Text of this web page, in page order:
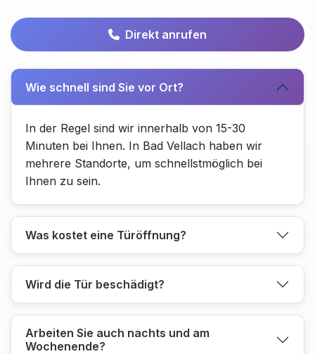
Direkt anrufen
Wie schnell sind Sie vor Ort?
In der Regel sind wir innerhalb von 15-30
Minuten bei Ihnen. In Bad Vellach haben wir
mehrere Standorte, um schnellstmöglich bei
Ihnen zu sein.
Was kostet eine Türöffnung?
Wird die Tür beschädigt?
Arbeiten Sie auch nachts und am
Wochenende?